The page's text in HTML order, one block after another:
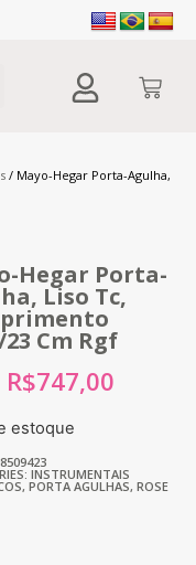
/ Mayo-Hegar Porta-Agulha,
Hegar Porta-
Liso Tc,
Cm Rgf
R$747,00
estoque
INSTRUMENTAIS
, PORTA AGULHAS, ROSE